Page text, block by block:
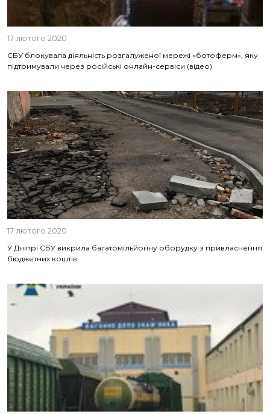
17 лютого 2020
СБУ блокувала діяльність розгалуженої мережі «ботоферм», яку
підтримували через російські онлайн-сервіси (відео)
17 лютого 2020
У Дніпрі СБУ викрила багатомільйонну оборудку з привласнення
бюджетних коштів